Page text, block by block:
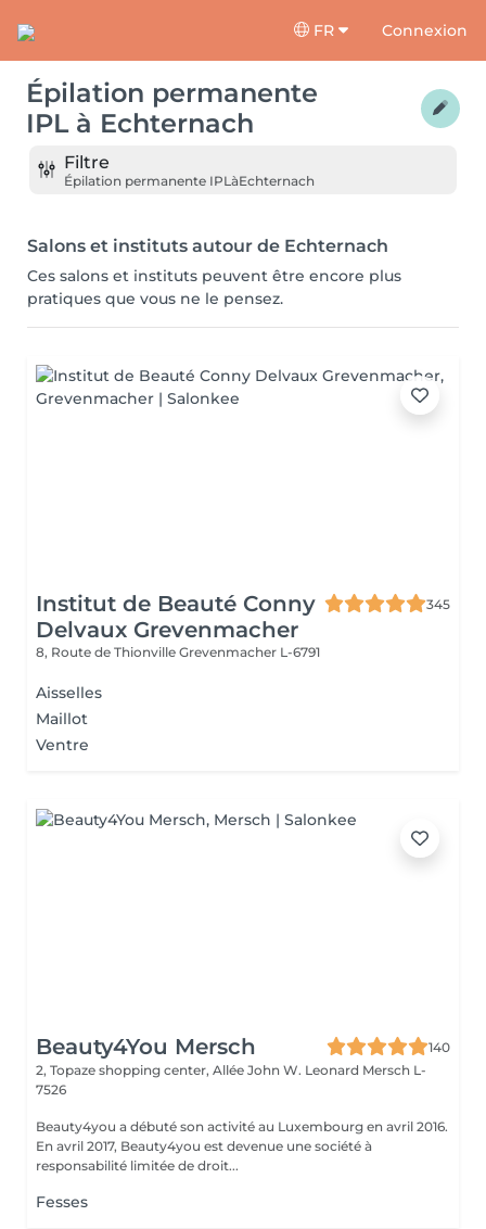
FR Connexion
Épilation permanente
IPL à Echternach
Filtre
Épilation permanente IPL àEchternach
Salons et instituts autour de Echternach
Ces salons et instituts peuvent être encore plus
pratiques que vous ne le pensez.
Institut de Beauté Conny
Delvaux Grevenmacher
345
8, Route de Thionville Grevenmacher L-6791
Aisselles
Maillot
Ventre
Beauty4You Mersch
140
2, Topaze shopping center, Allée John W. Leonard Mersch L-
7526
Beauty4you a débuté son activité au Luxembourg en avril 2016.
En avril 2017, Beauty4you est devenue une société à
responsabilité limitée de droit...
Fesses